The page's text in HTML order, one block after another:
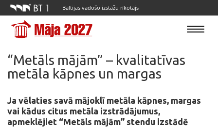
Baltijas vadošo izstāžu rīkotājs
Toggle
“Metāls mājām” – kvalitatīvas
metāla kāpnes un margas
Ja vēlaties savā mājoklī metāla kāpnes, margas
vai kādus citus metāla izstrādājumus,
apmeklējiet “Metāls mājām” stendu izstādē